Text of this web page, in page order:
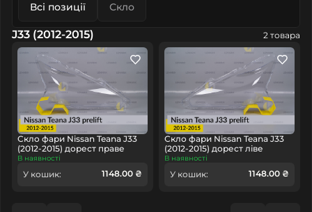
Всі позиції Скло
J33 (2012-2015) 2 товара
Скло фари Nissan Teana J33
(2012-2015) дорест праве
В наявності
У кошик: 1148.00 ₴
Скло фари Nissan Teana J33
(2012-2015) дорест ліве
В наявності
У кошик: 1148.00 ₴